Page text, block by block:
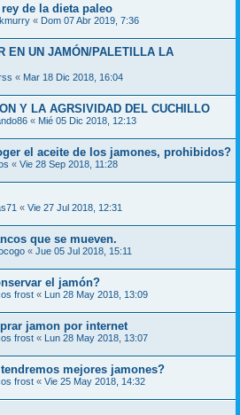
de la dieta paleo
« Dom 07 Abr 2019, 7:36
EN UN JAMÓN/PALETILLA LA
« Mar 18 Dic 2018, 16:04
Y LA AGRSIVIDAD DEL CUCHILLO
« Mié 05 Dic 2018, 12:13
el aceite de los jamones, prohibidos?
« Vie 28 Sep 2018, 11:28
« Vie 27 Jul 2018, 12:31
que se mueven.
« Jue 05 Jul 2018, 15:11
el jamón?
frost « Lun 28 May 2018, 13:09
jamon por internet
frost « Lun 28 May 2018, 13:07
mejores jamones?
frost « Vie 25 May 2018, 14:32